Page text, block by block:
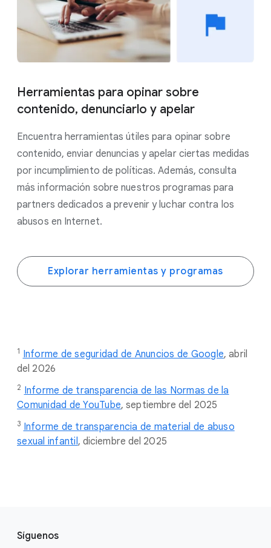
Herramientas para opinar sobre
contenido, denunciarlo y apelar
Encuentra herramientas útiles para opinar sobre
contenido, enviar denuncias y apelar ciertas medidas
por incumplimiento de políticas. Además, consulta
más información sobre nuestros programas para
partners dedicados a prevenir y luchar contra los
abusos en Internet.
Explorar herramientas y programas
1 Informe de seguridad de Anuncios de Google, abril
del 2026
2 Informe de transparencia de las Normas de la
Comunidad de YouTube, septiembre del 2025
3 Informe de transparencia de material de abuso
sexual infantil , diciembre del 2025
o
Síguenos